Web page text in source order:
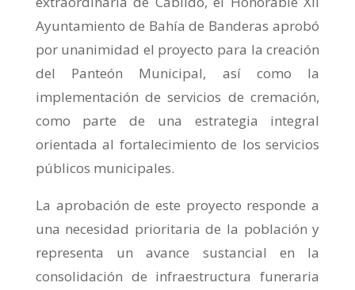
Ayuntamiento de Bahía de Banderas aprobó
por unanimidad el proyecto para la creación
del Panteón Municipal, así como la
implementación de servicios de cremación,
como parte de una estrategia integral
orientada al fortalecimiento de los servicios
públicos municipales.
La aprobación de este proyecto responde a
una necesidad prioritaria de la población y
representa un avance sustancial en la
consolidación de infraestructura funeraria